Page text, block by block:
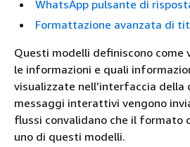
WhatsApp pulsante di
Formattazione avanzata di
Questi modelli definiscono come
le informazioni e quali
visualizzate nell’interfaccia della
messaggi interattivi vengono
flussi convalidano che il formato
uno di questi modelli.